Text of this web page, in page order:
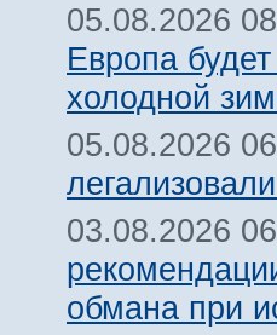
05.08.2026
Европа
холодной
05.08.2026
03.08.2026
обмана при